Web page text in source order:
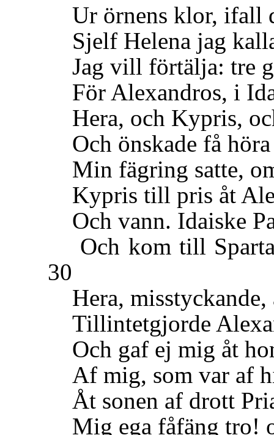
Ur örnens klor, ifall
Sjelf Helena jag
Jag vill förtälja: tre
För Alexandros, i
Hera, och Kypris,
Och önskade få
Min fägring satte,
Kypris till pris åt
Och vann. Idaiske
Och kom till
30
Hera, misstyckande,
Tillintetgjorde
Och gaf ej mig åt
Af mig, som var af
Åt sonen af drott
Mig ega fåfäng tro!